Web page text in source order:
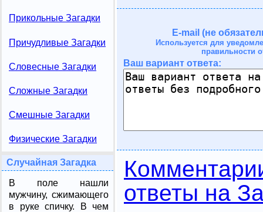
Прикольные Загадки
Причудливые Загадки
Словесные Загадки
Сложные Загадки
Смешные Загадки
Физические Загадки
Случайная Загадка
В поле нашли
мужчину, сжимающего
в руке спичку. В чем
E-mail (не
Используется для
правильности
Ваш вариант ответа:
ответы на